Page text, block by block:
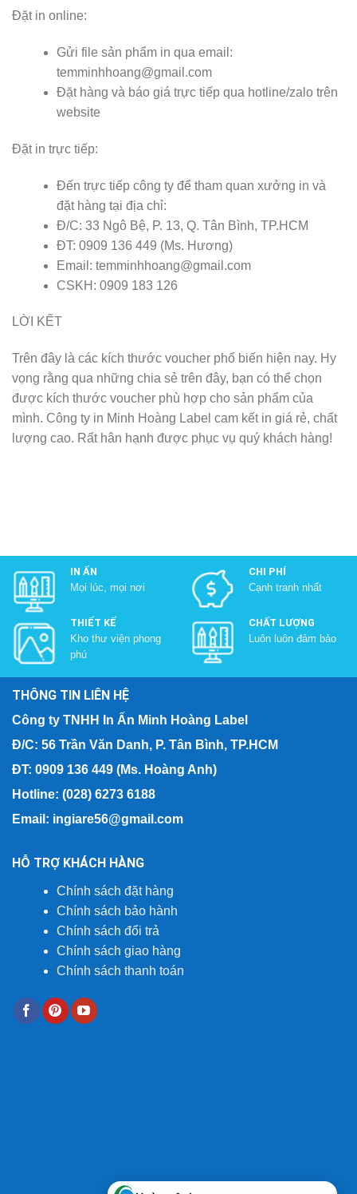
Đặt in online:
Gửi file sản phẩm in qua email:
temminhhoang@gmail.com
Đặt hàng và báo giá trực tiếp qua hotline/zalo trên
website
Đặt in trực tiếp:
Đến trực tiếp công ty để tham quan xưởng in và
đặt hàng tại địa chỉ:
Đ/C: 33 Ngô Bệ, P. 13, Q. Tân Bình, TP.HCM
ĐT: 0909 136 449 (Ms. Hương)
Email: temminhhoang@gmail.com
CSKH: 0909 183 126
LỜI KẾT
Trên đây là các kích thước voucher phổ biến hiện nay. Hy
vọng rằng qua những chia sẻ trên đây, bạn có thể chọn
được kích thước voucher phù hợp cho sản phẩm của
mình. Công ty in Minh Hoàng Label cam kết in giá rẻ, chất
lượng cao. Rất hân hạnh được phục vụ quý khách hàng!
IN ẤN
Mọi lúc, mọi nơi
CHI PHÍ
Cạnh tranh nhất
THIẾT KẾ
Kho thư viện phong
phú
CHẤT LƯỢNG
Luôn luôn đảm bảo
THÔNG TIN LIÊN HỆ
Công ty TNHH In Ấn Minh Hoàng Label
Đ/C: 56 Trần Văn Danh, P. Tân Bình, TP.HCM
ĐT: 0909 136 449 (Ms. Hoàng Anh)
Hotline: (028) 6273 6188
Email: ingiare56@gmail.com
HỖ TRỢ KHÁCH HÀNG
Chính sách đặt hàng
Chính sách bảo hành
Chính sách đổi trả
Chính sách giao hàng
Chính sách thanh toán